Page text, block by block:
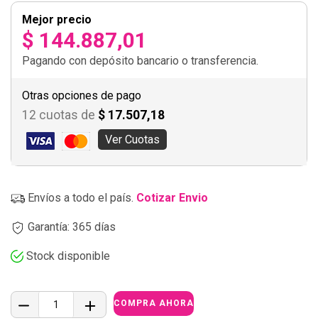
Mejor precio
$ 144.887,01
Pagando con depósito bancario o transferencia.
Otras opciones de pago
12 cuotas de $ 17.507,18
Ver Cuotas
Envíos a todo el país. Cotizar Envio
Garantía: 365 días
Stock disponible